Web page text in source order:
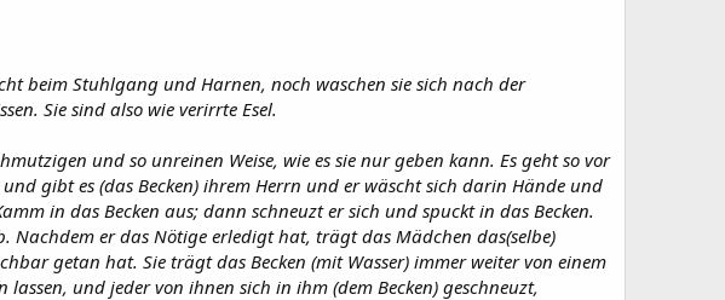
beim Stuhlgang und Harnen, noch waschen sie sich nach der
Sie sind also wie verirrte Esel.
und so unreinen Weise, wie es sie nur geben kann. Es geht so vor
gibt es (das Becken) ihrem Herrn und er wäscht sich darin Hände und
in das Becken aus; dann schneuzt er sich und spuckt in das Becken.
Nachdem er das Nötige erledigt hat, trägt das Mädchen das(selbe)
getan hat. Sie trägt das Becken (mit Wasser) immer weiter von einem
und jeder von ihnen sich in ihm (dem Becken) geschneuzt,